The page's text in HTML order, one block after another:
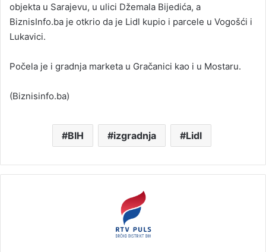
objekta u Sarajevu, u ulici Džemala Bijedića, a
BiznisInfo.ba je otkrio da je Lidl kupio i parcele u Vogošći i
Lukavici.
Počela je i gradnja marketa u Gračanici kao i u Mostaru.
(Biznisinfo.ba)
BIH izgradnja Lidl